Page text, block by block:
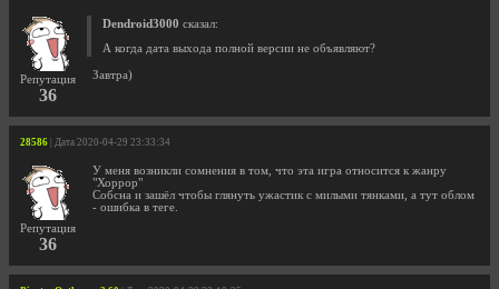
Репутация
36
Dendroid3000 сказал:
А когда дата выхода полной версии не объявляют?
Завтра)
28586 | Дата 2020-04-29 23:33:34
Репутация
36
У меня возникли сомнения в том, что эта игра относится к жанру
"Хоррор"
Собсна и зашёл чтобы глянуть ужастик с милыми тянками, а тут облом
- ошибка в теге.